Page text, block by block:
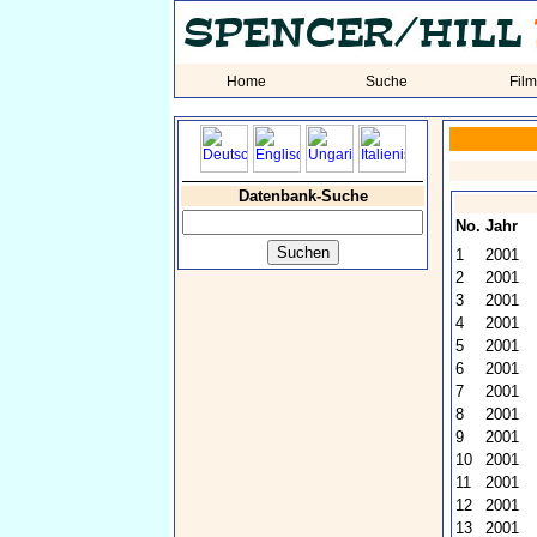
Home Suche
Datenbank-Suche
No. Jahr
1
2001
2
2001
3
2001
4
2001
5
2001
6
2001
7
2001
8
2001
9
2001
10
2001
11
2001
12
2001
13
2001